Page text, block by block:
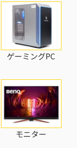
ゲーミングPC
モニター